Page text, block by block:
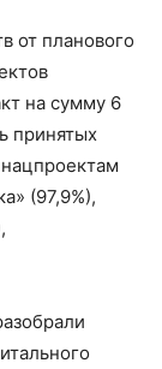
от планового
на сумму 6
принятых
(97,9%),